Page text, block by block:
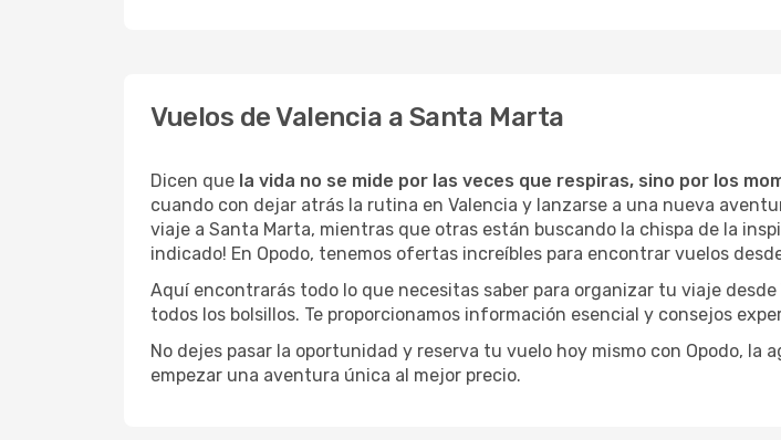
Vuelos de Valencia a Santa Marta
Dicen que la vida no se mide por las veces que respiras, sino por los
cuando con dejar atrás la rutina en Valencia y lanzarse a una nueva
viaje a Santa Marta, mientras que otras están buscando la chispa de la
indicado! En Opodo, tenemos ofertas increíbles para encontrar vuelos
Aquí encontrarás todo lo que necesitas saber para organizar tu viaje
todos los bolsillos. Te proporcionamos información esencial y consejos
No dejes pasar la oportunidad y reserva tu vuelo hoy mismo con Opodo, la
empezar una aventura única al mejor precio.